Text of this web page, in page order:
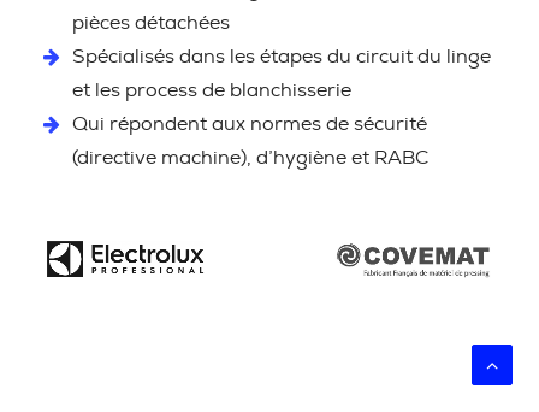
pièces détachées
Spécialisés dans les étapes du circuit du linge
et les process de blanchisserie
Qui répondent aux normes de sécurité
(directive machine), d’hygiène et RABC